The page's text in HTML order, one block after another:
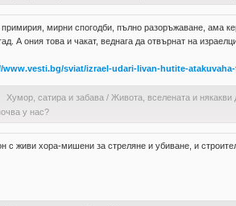
мирни спогодби, пълно разоръжаване, ама
А ония това и чакат, веднага да отвърнат на
www.vesti.bg/sviat/izrael-udari-livan-hutite-atakuvaha-
Хумор, сатира и забава / Живота, вселената и някакви
у нас?
с живи хора-мишени за стреляне и убиване, и